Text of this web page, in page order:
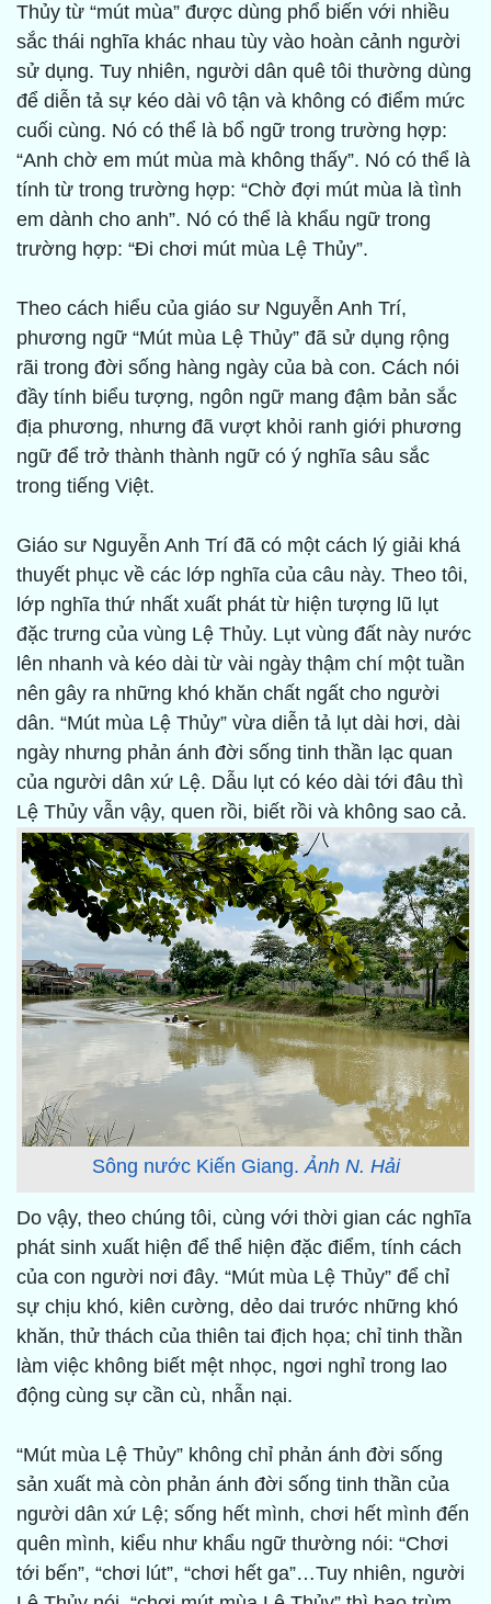
Thủy từ “mút mùa” được dùng phổ biến với nhiều
sắc thái nghĩa khác nhau tùy vào hoàn cảnh người
sử dụng. Tuy nhiên, người dân quê tôi thường dùng
để diễn tả sự kéo dài vô tận và không có điểm mức
cuối cùng. Nó có thể là bổ ngữ trong trường hợp:
“Anh chờ em mút mùa mà không thấy”. Nó có thể là
tính từ trong trường hợp: “Chờ đợi mút mùa là tình
em dành cho anh”. Nó có thể là khẩu ngữ trong
trường hợp: “Đi chơi mút mùa Lệ Thủy”.
Theo cách hiểu của giáo sư Nguyễn Anh Trí,
phương ngữ “Mút mùa Lệ Thủy” đã sử dụng rộng
rãi trong đời sống hàng ngày của bà con. Cách nói
đầy tính biểu tượng, ngôn ngữ mang đậm bản sắc
địa phương, nhưng đã vượt khỏi ranh giới phương
ngữ để trở thành thành ngữ có ý nghĩa sâu sắc
trong tiếng Việt.
Giáo sư Nguyễn Anh Trí đã có một cách lý giải khá
thuyết phục về các lớp nghĩa của câu này. Theo tôi,
lớp nghĩa thứ nhất xuất phát từ hiện tượng lũ lụt
đặc trưng của vùng Lệ Thủy. Lụt vùng đất này nước
lên nhanh và kéo dài từ vài ngày thậm chí một tuần
nên gây ra những khó khăn chất ngất cho người
dân. “Mút mùa Lệ Thủy” vừa diễn tả lụt dài hơi, dài
ngày nhưng phản ánh đời sống tinh thần lạc quan
của người dân xứ Lệ. Dẫu lụt có kéo dài tới đâu thì
Lệ Thủy vẫn vậy, quen rồi, biết rồi và không sao cả.
Sông nước Kiến Giang. Ảnh N. Hải
Do vậy, theo chúng tôi, cùng với thời gian các nghĩa
phát sinh xuất hiện để thể hiện đặc điểm, tính cách
của con người nơi đây. “Mút mùa Lệ Thủy” để chỉ
sự chịu khó, kiên cường, dẻo dai trước những khó
khăn, thử thách của thiên tai địch họa; chỉ tinh thần
làm việc không biết mệt nhọc, ngơi nghỉ trong lao
động cùng sự cần cù, nhẫn nại.
“Mút mùa Lệ Thủy” không chỉ phản ánh đời sống
sản xuất mà còn phản ánh đời sống tinh thần của
người dân xứ Lệ; sống hết mình, chơi hết mình đến
quên mình, kiểu như khẩu ngữ thường nói: “Chơi
tới bến”, “chơi lút”, “chơi hết ga”…Tuy nhiên, người